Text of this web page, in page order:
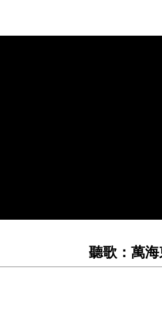
聽歌：萬